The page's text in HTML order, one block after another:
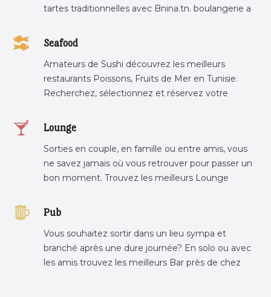
tartes traditionnelles avec Bnina.tn. boulangerie a
tunis, pâtisserie sousse .
Seafood
Amateurs de Sushi découvrez les meilleurs
restaurants Poissons, Fruits de Mer en Tunisie.
Recherchez, sélectionnez et réservez votre
Lounge
Sorties en couple, en famille ou entre amis, vous
ne savez jamais où vous retrouver pour passer un
bon moment. Trouvez les meilleurs Lounge
Pub
Vous souhaitez sortir dans un lieu sympa et
branché après une dure journée? En solo ou avec
les amis trouvez les meilleurs Bar près de chez